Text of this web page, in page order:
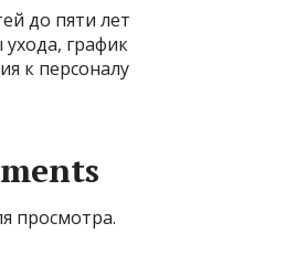
до пяти лет
график
к персоналу
просмотра.